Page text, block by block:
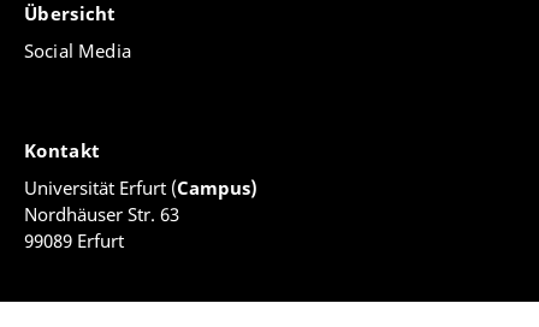
Übersicht
Social Media
Kontakt
Universität Erfurt (Campus)
Nordhäuser Str. 63
99089 Erfurt